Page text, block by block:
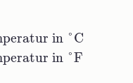
in °C
in °F